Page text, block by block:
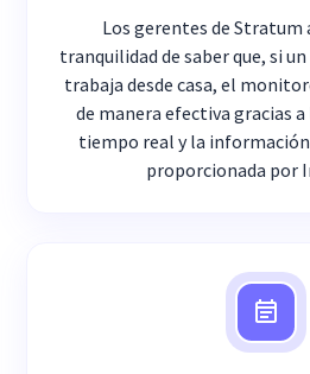
Los gerentes de Stratum
tranquilidad de saber que, si
trabaja desde casa, el
de manera efectiva gracias
tiempo real y la
proporcionada por